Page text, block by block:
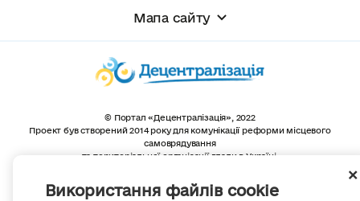
Використання файлів cookie
Мапа сайту
© Портал «Децентралізація», 2022
Проект був створений 2014 року для комунікації реформи місцевого
самоврядування
та територіальної організації влади в Україні.
Весь контент доступний за ліцензією
Creative Commons Attribution 4.0 International license,